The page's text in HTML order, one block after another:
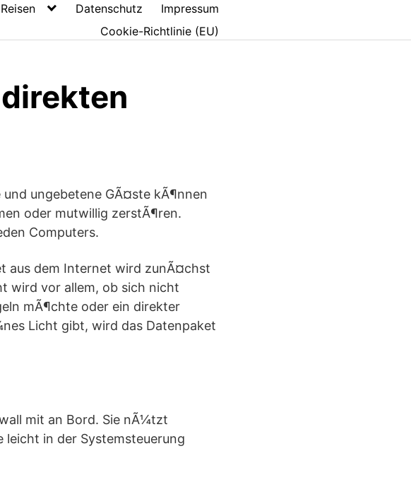
Reisen Datenschutz
Impressum
Cookie-Richtlinie (EU)
ungebetene GÃ¤ste kÃ¶nnen
oder mutwillig zerstÃ¶ren.
Computers.
aus dem Internet wird zunÃ¤chst
wird vor allem, ob sich nicht
mÃ¶chte oder ein direkter
Licht gibt, wird das Datenpaket
mit an Bord. Sie nÃ¼tzt
leicht in der Systemsteuerung